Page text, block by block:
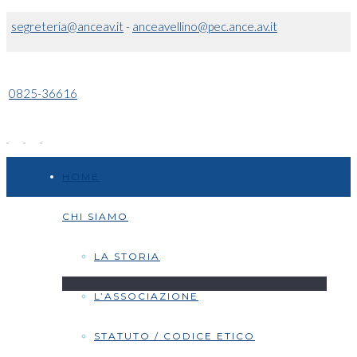
segreteria@anceav.it- anceavellino@pec.ance.av.it
0825-36616
CHI SIAMO
LA STORIA
L’ASSOCIAZIONE
STATUTO / CODICE ETICO